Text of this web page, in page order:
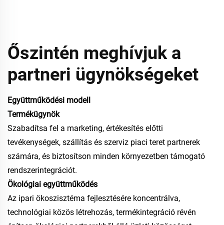
Őszintén meghívjuk a
partneri ügynökségeket
Együttműködési modell
Termékügynök
Szabadítsa fel a marketing, értékesítés előtti
tevékenységek, szállítás és szerviz piaci teret partnerek
számára, és biztosítson minden környezetben támogató
rendszerintegrációt.
Ökológiai együttműködés
Az ipari ökoszisztéma fejlesztésére koncentrálva,
technológiai közös létrehozás, termékintegráció révén